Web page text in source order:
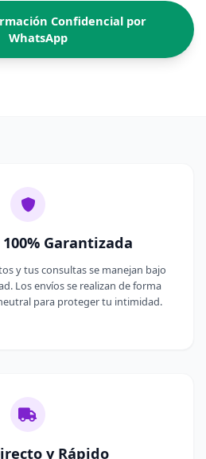
Confidencial por
WhatsApp
Garantizada
y tus consultas se manejan bajo
Los envíos se realizan de forma
para proteger tu intimidad.
y Rápido